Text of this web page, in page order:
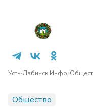
Усть-Лабинск Инфо/
Общество